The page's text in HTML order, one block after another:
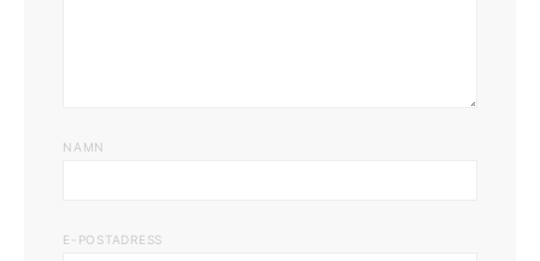
NAMN
E-POSTADRESS